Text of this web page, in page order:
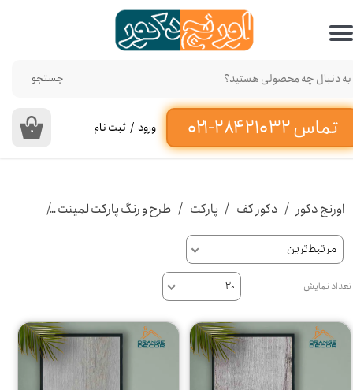
تماس ۳۲ ۲۱۰ ۲۸۴-۰۲۱‌
جستجو
۰ ورود / ثبت نام
حساب کاربری من
تغییر گذر واژه
سفارشات
خروج از حساب کاربری
اورنج دکور دکور کف پارکت طرح و رنگ پارکت لمینت
مرتبط‌ترین
تعداد نمایش ۲۰